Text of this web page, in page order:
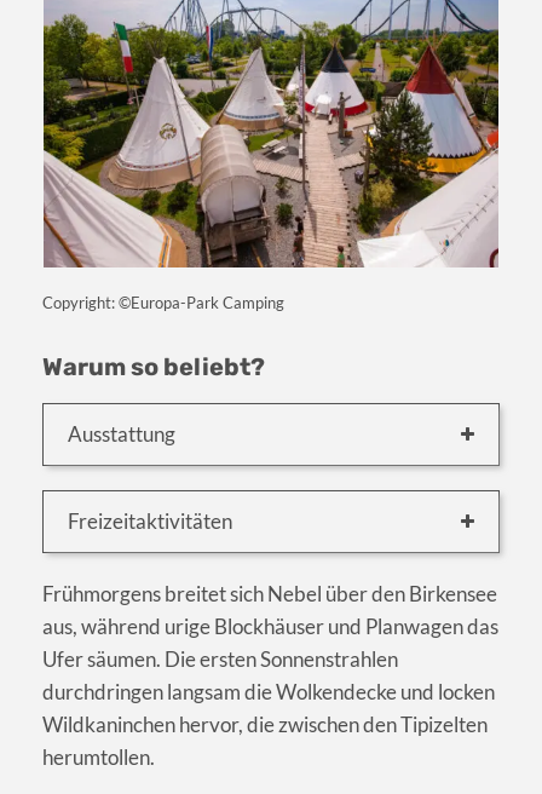
Copyright: ©Europa-Park Camping
Warum so beliebt?
Ausstattung
Freizeitaktivitäten
Frühmorgens breitet sich Nebel über den Birkensee
aus, während urige Blockhäuser und Planwagen das
Ufer säumen. Die ersten Sonnenstrahlen
durchdringen langsam die Wolkendecke und locken
Wildkaninchen hervor, die zwischen den Tipizelten
herumtollen.